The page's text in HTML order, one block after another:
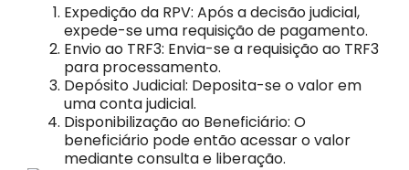
Expedição da RPV: Após a decisão judicial,
expede-se uma requisição de pagamento.
Envio ao TRF3: Envia-se a requisição ao TRF3
para processamento.
Depósito Judicial: Deposita-se o valor em
uma conta judicial.
Disponibilização ao Beneficiário: O
beneficiário pode então acessar o valor
mediante consulta e liberação.